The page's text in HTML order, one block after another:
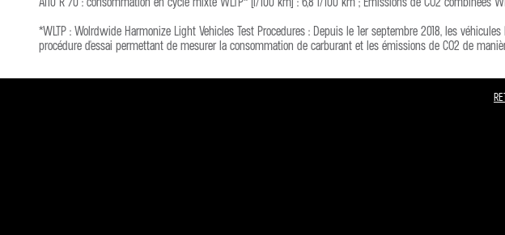
*WLTP : Wolrdwide Harmonize Light Vehicles Test Procedures : Depuis le 1er septembre 2018, les
procédure d'essai permettant de mesurer la consommation de carburant et les émissions de CO2 de